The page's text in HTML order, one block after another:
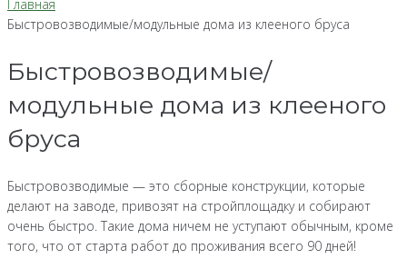
Главная
Быстровозводимые/модульные дома из клееного бруса
Быстровозводимые/
модульные дома из клееного
бруса
Быстровозводимые — это сборные конструкции, которые
делают на заводе, привозят на стройплощадку и собирают
очень быстро. Такие дома ничем не уступают обычным, кроме
того, что от старта работ до проживания всего 90 дней!